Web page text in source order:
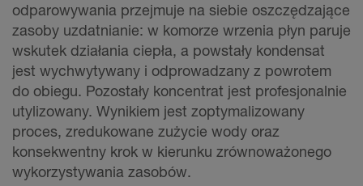
odparowywania przejmuje na siebie oszczędzające
zasoby uzdatnianie: w komorze wrzenia płyn paruje
wskutek działania ciepła, a powstały kondensat
jest wychwytywany i odprowadzany z powrotem
do obiegu. Pozostały koncentrat jest profesjonalnie
utylizowany. Wynikiem jest zoptymalizowany
proces, zredukowane zużycie wody oraz
konsekwentny krok w kierunku zrównoważonego
wykorzystywania zasobów.